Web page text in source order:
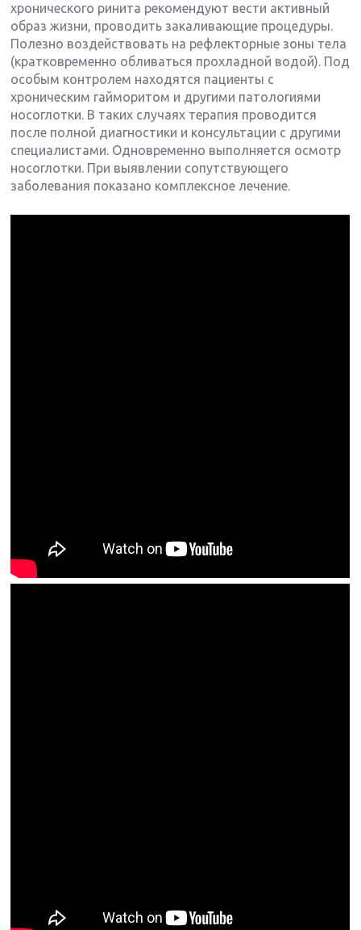
хронического ринита рекомендуют вести активный
образ жизни, проводить закаливающие процедуры.
Полезно воздействовать на рефлекторные зоны тела
(кратковременно обливаться прохладной водой). Под
особым контролем находятся пациенты с
хроническим гайморитом и другими патологиями
носоглотки. В таких случаях терапия проводится
после полной диагностики и консультации с другими
специалистами. Одновременно выполняется осмотр
носоглотки. При выявлении сопутствующего
заболевания показано комплексное лечение.